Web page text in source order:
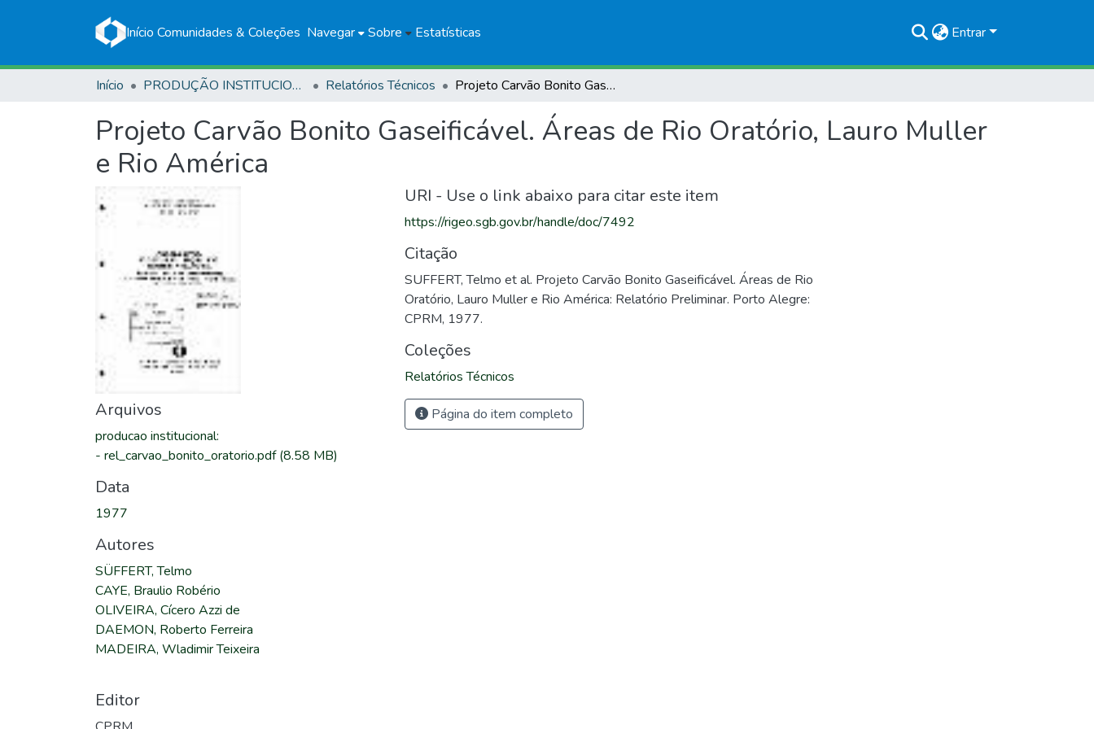
Início Comunidades & Coleções Navegar Sobre Estatísticas Entrar
Início PRODUÇÃO INSTITUCIONAL Relatórios Técnicos Projeto Carvão Bonito Gaseificável. Áreas de Rio Oratório, Lauro Muller e Rio América
Projeto Carvão Bonito Gaseificável. Áreas de Rio Oratório, Lauro Muller
e Rio América
Arquivos
producao institucional:
- rel_carvao_bonito_oratorio.pdf(8.58 MB)
Data
1977
Autores
SÜFFERT, Telmo
CAYE, Braulio Robério
OLIVEIRA, Cícero Azzi de
DAEMON, Roberto Ferreira
MADEIRA, Wladimir Teixeira
Editor
URI - Use o link abaixo para citar este item
https://rigeo.sgb.gov.br/handle/doc/7492
Citação
SUFFERT, Telmo et al. Projeto Carvão Bonito Gaseificável. Áreas de Rio
Oratório, Lauro Muller e Rio América: Relatório Preliminar. Porto Alegre:
CPRM, 1977.
Coleções
Relatórios Técnicos
Página do item completo